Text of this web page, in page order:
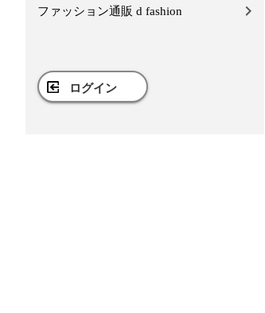
ファッション通販 d fashion
ログイン